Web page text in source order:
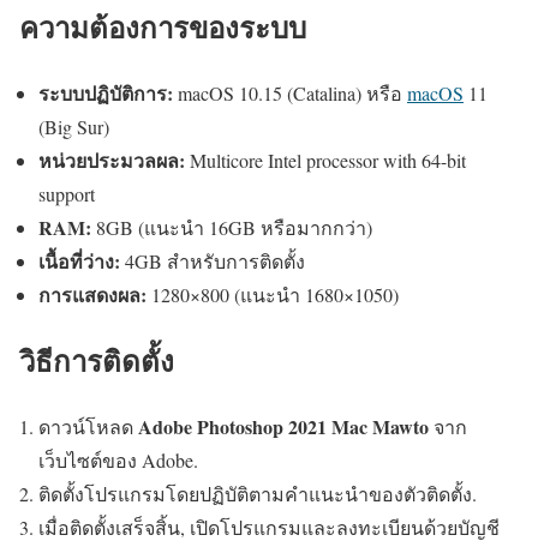
ความต้องการของระบบ
ระบบปฏิบัติการ: macOS 10.15 (Catalina) หรือ macOS 11
(Big Sur)
หน่วยประมวลผล: Multicore Intel processor with 64-bit
support
RAM: 8GB (แนะนำ 16GB หรือมากกว่า)
เนื้อที่ว่าง: 4GB สำหรับการติดตั้ง
การแสดงผล: 1280×800 (แนะนำ 1680×1050)
วิธีการติดตั้ง
ดาวน์โหลดAdobe Photoshop 2021 Mac Mawto จาก
เว็บไซต์ของ Adobe.
ติดตั้งโปรแกรมโดยปฏิบัติตามคำแนะนำของตัวติดตั้ง.
เมื่อติดตั้งเสร็จสิ้น, เปิดโปรแกรมและลงทะเบียนด้วยบัญชี